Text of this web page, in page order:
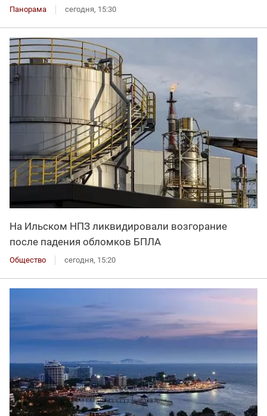
Панорама сегодня, 15:30
На Ильском НПЗ ликвидировали возгорание
после падения обломков БПЛА
Общество сегодня, 15:20